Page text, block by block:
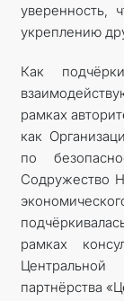
уверенность,
укреплению
Как
рамках
как
по
Содружество
рамках
партнёрства